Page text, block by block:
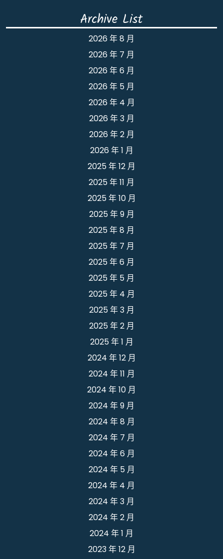
Archive List
2026 年 8 月
2026 年 7 月
2026 年 6 月
2026 年 5 月
2026 年 4 月
2026 年 3 月
2026 年 2 月
2026 年 1 月
2025 年 12 月
2025 年 11 月
2025 年 10 月
2025 年 9 月
2025 年 8 月
2025 年 7 月
2025 年 6 月
2025 年 5 月
2025 年 4 月
2025 年 3 月
2025 年 2 月
2025 年 1 月
2024 年 12 月
2024 年 11 月
2024 年 10 月
2024 年 9 月
2024 年 8 月
2024 年 7 月
2024 年 6 月
2024 年 5 月
2024 年 4 月
2024 年 3 月
2024 年 2 月
2024 年 1 月
2023 年 12 月